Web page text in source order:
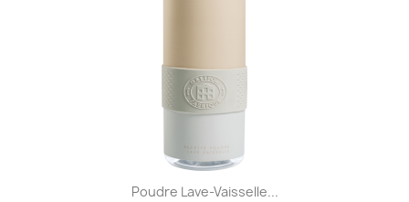
Poudre Lave-Vaisselle...